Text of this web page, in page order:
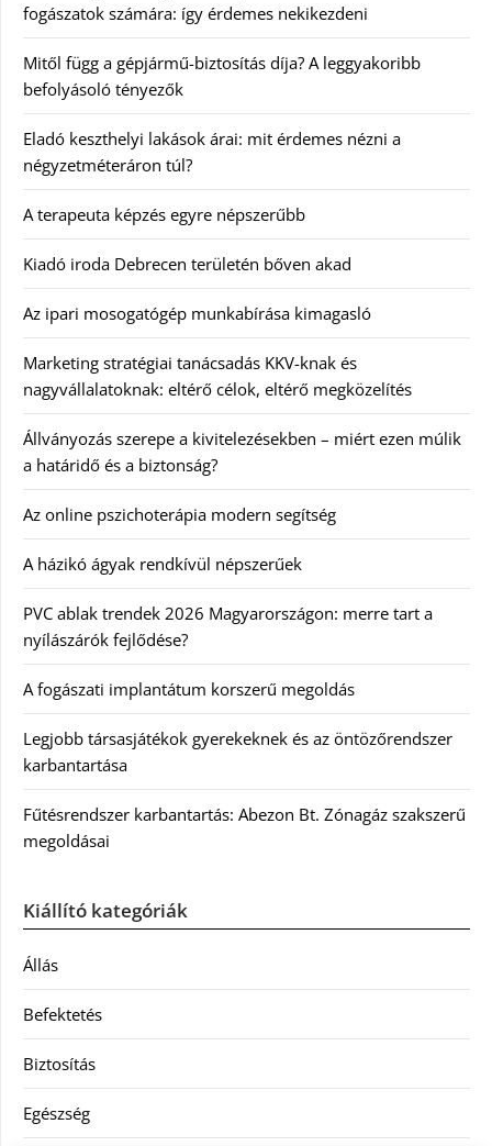
fogászatok számára: így érdemes nekikezdeni
Mitől függ a gépjármű-biztosítás díja? A leggyakoribb
befolyásoló tényezők
Eladó keszthelyi lakások árai: mit érdemes nézni a
négyzetméteráron túl?
A terapeuta képzés egyre népszerűbb
Kiadó iroda Debrecen területén bőven akad
Az ipari mosogatógép munkabírása kimagasló
Marketing stratégiai tanácsadás KKV-knak és
nagyvállalatoknak: eltérő célok, eltérő megközelítés
Állványozás szerepe a kivitelezésekben – miért ezen múlik
a határidő és a biztonság?
Az online pszichoterápia modern segítség
A házikó ágyak rendkívül népszerűek
PVC ablak trendek 2026 Magyarországon: merre tart a
nyílászárók fejlődése?
A fogászati implantátum korszerű megoldás
Legjobb társasjátékok gyerekeknek és az öntözőrendszer
karbantartása
Fűtésrendszer karbantartás: Abezon Bt. Zónagáz szakszerű
megoldásai
Kiállító kategóriák
Állás
Befektetés
Biztosítás
Egészség